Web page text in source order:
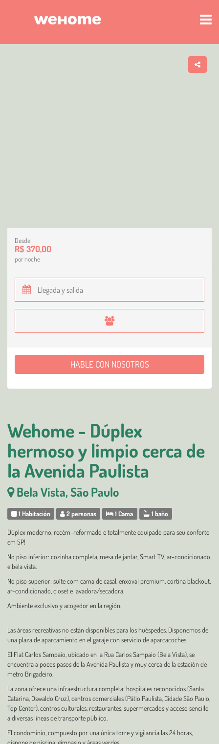
Wehome - Dúplex
hermoso y limpio cerca de
la Avenida Paulista
Bela Vista, São Paulo
1 Habitación 2 personas 1 Cama 1 baño
Dúplex moderno, recém-reformado e totalmente equipado para seu conforto
em SP!
No piso inferior: cozinha completa, mesa de jantar, Smart TV, ar-condicionado
e bela vista.
No piso superior: suíte com cama de casal, enxoval premium, cortina blackout,
ar-condicionado, closet e lavadora/secadora.
Ambiente exclusivo y acogedor en la región.
Las áreas recreativas no están disponibles para los huéspedes. Disponemos de
una plaza de aparcamiento en el garaje con servicio de aparcacoches.
El Flat Carlos Sampaio, ubicado en la Rua Carlos Sampaio (Bela Vista), se
encuentra a pocos pasos de la Avenida Paulista y muy cerca de la estación de
metro Brigadeiro.
La zona ofrece una infraestructura completa: hospitales reconocidos (Santa
Catarina, Oswaldo Cruz), centros comerciales (Pátio Paulista, Cidade São Paulo,
Top Center), centros culturales, restaurantes, supermercados y acceso sencillo
a diversas líneas de transporte público.
El condominio, compuesto por una única torre y vigilancia las 24 horas,
dispone de piscina, gimnasio y áreas verdes.
Desde
R$ 370,00
por noche
HABLE CON NOSOTROS